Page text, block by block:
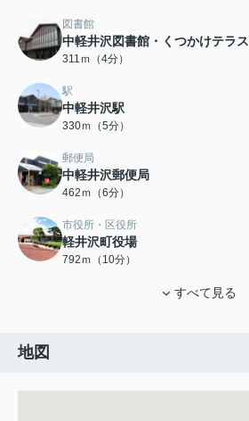
図書館
中軽井沢図書館・くつかけテラス
311ｍ（4分）
駅
中軽井沢駅
330ｍ（5分）
郵便局
中軽井沢郵便局
462ｍ（6分）
市役所・区役所
軽井沢町役場
792ｍ（10分）
すべて見る
地図